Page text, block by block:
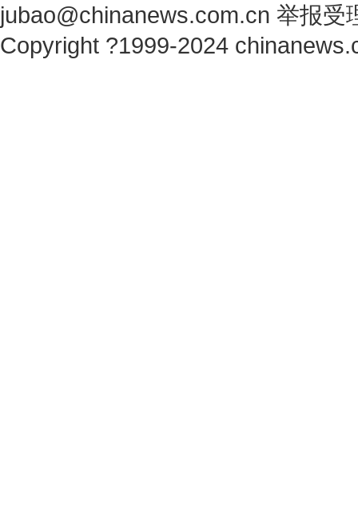
jubao@chinanews.com.cn 举报受
Copyright ?1999-2024